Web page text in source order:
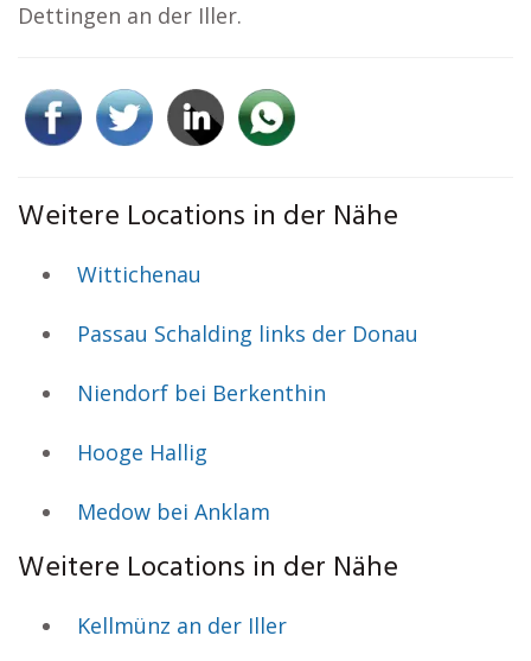
Dettingen an der Iller.
Weitere Locations in der Nähe
Wittichenau
Passau Schalding links der Donau
Niendorf bei Berkenthin
Hooge Hallig
Medow bei Anklam
Weitere Locations in der Nähe
Kellmünz an der Iller